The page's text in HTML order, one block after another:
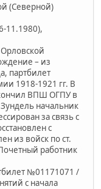
(Северной)
11.1980),
– из
партбилет
1918-1921 гг. В
ВПШ ОГПУ в
начальник
за связь с
с
из войск по ст.
работник
№01171071 /
с начала